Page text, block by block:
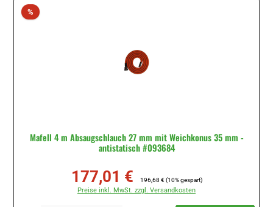
%Rabatt
Mafell 4 m Absaugschlauch 27 mm mit Weichkonus 35 mm -
antistatisch #093684
Verkaufspreis:
177,01 € Regulärer Preis:
196,68 € (10% gespart)
Preise inkl. MwSt. zzgl. Versandkosten